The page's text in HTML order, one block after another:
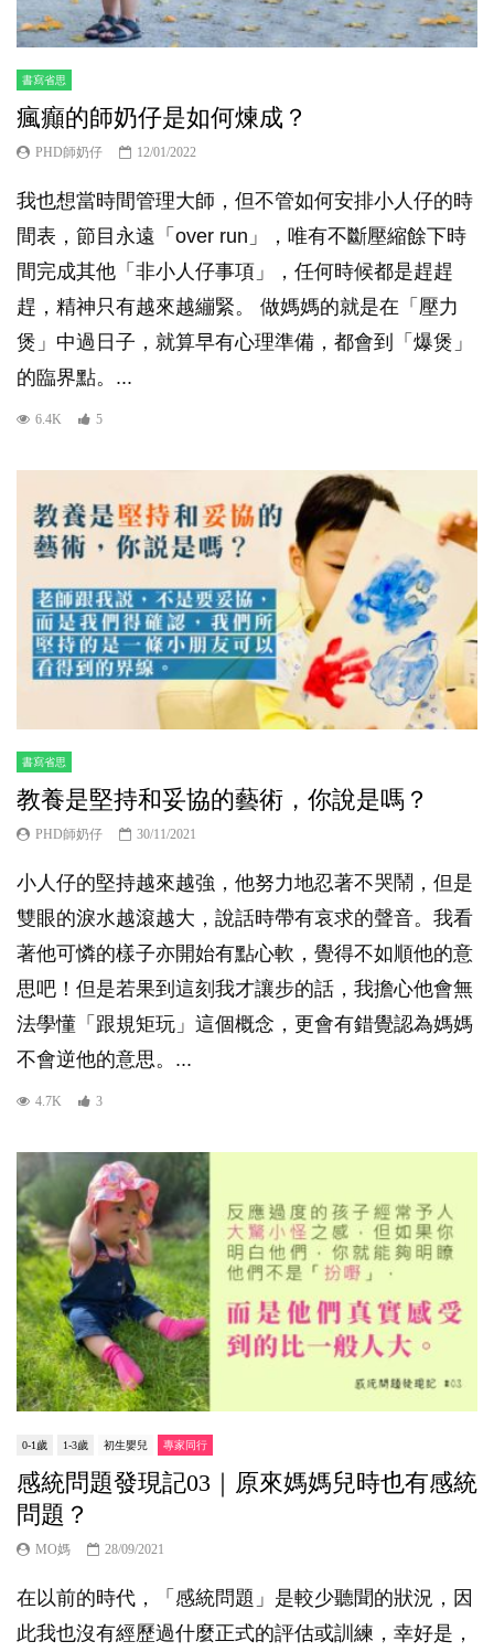
書寫省思
瘋癲的師奶仔是如何煉成？
PHD師奶仔 12/01/2022
我也想當時間管理大師，但不管如何安排小人仔的時
間表，節目永遠「over run」，唯有不斷壓縮餘下時
間完成其他「非小人仔事項」，任何時候都是趕趕
趕，精神只有越來越繃緊。 做媽媽的就是在「壓力
煲」中過日子，就算早有心理準備，都會到「爆煲」
的臨界點。...
6.4K 5
書寫省思
教養是堅持和妥協的藝術，你說是嗎？
PHD師奶仔 30/11/2021
小人仔的堅持越來越強，他努力地忍著不哭鬧，但是
雙眼的淚水越滾越大，說話時帶有哀求的聲音。我看
著他可憐的樣子亦開始有點心軟，覺得不如順他的意
思吧！但是若果到這刻我才讓步的話，我擔心他會無
法學懂「跟規矩玩」這個概念，更會有錯覺認為媽媽
不會逆他的意思。...
4.7K 3
0-1歲 1-3歲 初生嬰兒 專家同行
感統問題發現記03｜原來媽媽兒時也有感統
問題？
MO媽 28/09/2021
在以前的時代，「感統問題」是較少聽聞的狀況，因
此我也沒有經歷過什麼正式的評估或訓練，幸好是，